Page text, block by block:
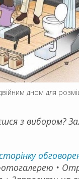
дном для
з вибором?
•